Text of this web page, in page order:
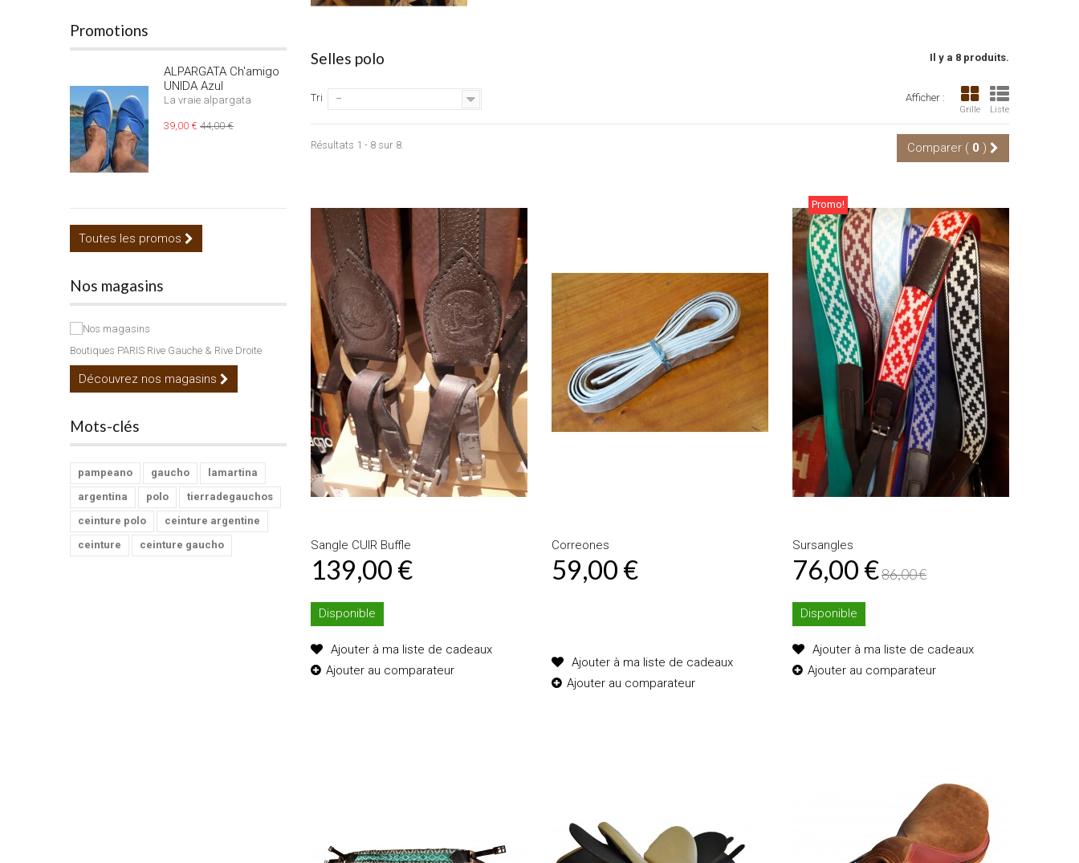
Promotions
ALPARGATA Ch'amigo
UNIDA Azul
La vraie alpargata
39,00 € 44,00 €
Toutes les promos
Nos magasins
Boutiques PARIS Rive Gauche & Rive Droite
Découvrez nos magasins
Mots-clés
pampeano gaucho
lamartina
argentina
polo
tierradegauchos
ceinture polo
ceinture argentine
ceinture
ceinture gaucho
Selles polo Il y a 8 produits.
Afficher :
Grille Liste
Tri --
Comparer ( 0 )
Résultats 1 - 8 sur 8.
Sangle CUIR Buffle
139,00 €
Disponible
Ajouter à ma liste de cadeaux
Ajouter au comparateur
panier
Correones
59,00 €
Ajouter à ma liste de cadeaux
Ajouter au comparateur
Promo!
Ajouter au
panier
Sursangles
76,00 €86,00 €
Disponible
Ajouter à ma liste de cadeaux
Ajouter au comparateur